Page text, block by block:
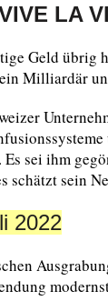
LA
Geld
Milliardär
sei ihm
schätzt sein
2022